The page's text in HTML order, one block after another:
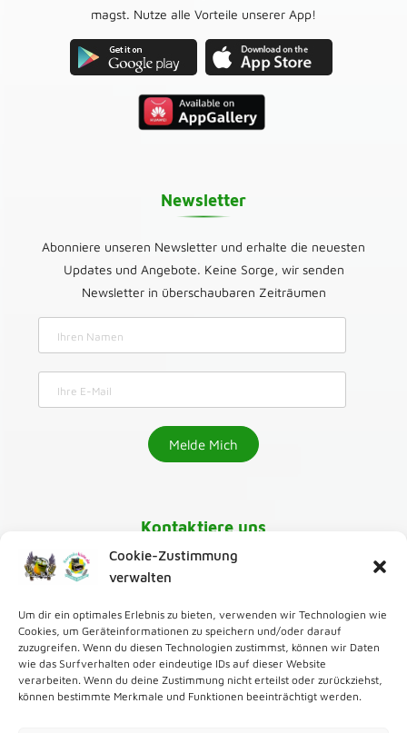
Cookie-Zustimmung
verwalten
Um dir ein optimales Erlebnis zu bieten, verwenden wir Technologien wie
Cookies, um Geräteinformationen zu speichern und/oder darauf
zuzugreifen. Wenn du diesen Technologien zustimmst, können wir Daten
wie das Surfverhalten oder eindeutige IDs auf dieser Website
verarbeiten. Wenn du deine Zustimmung nicht erteilst oder zurückziehst,
können bestimmte Merkmale und Funktionen beeinträchtigt werden.
magst. Nutze alle Vorteile unserer App!
Newsletter
Abonniere unseren Newsletter und erhalte die neuesten
Updates und Angebote. Keine Sorge, wir senden
Newsletter in überschaubaren Zeiträumen
Kontaktiere uns
030-218 01 070
karaoke@greenmango24.de ,
Zur Karaoke Bar
Zum Karaoke Verleih